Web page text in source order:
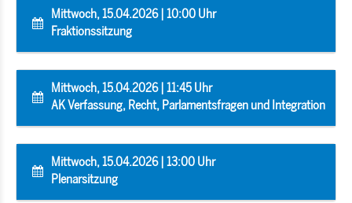
Mittwoch, 15.04.2026 | 10:00 Uhr
Fraktionssitzung
Mittwoch, 15.04.2026 | 11:45 Uhr
AK Verfassung, Recht, Parlamentsfragen und Integration
Mittwoch, 15.04.2026 | 13:00 Uhr
Plenarsitzung